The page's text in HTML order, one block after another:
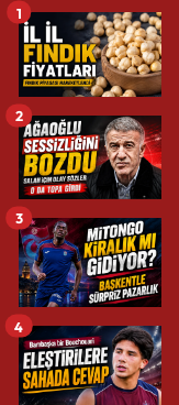
1
2
3
4